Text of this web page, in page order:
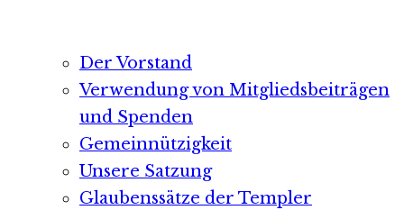
Der Vorstand
Verwendung von Mitgliedsbeiträgen
und Spenden
Gemeinnützigkeit
Unsere Satzung
Glaubenssätze der Templer